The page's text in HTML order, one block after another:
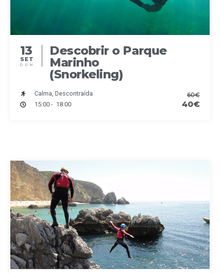
13
SET
DOM
Descobrir o Parque
Marinho
(Snorkeling)
Calma, Descontraída
15:00 - 18:00
60€
40€